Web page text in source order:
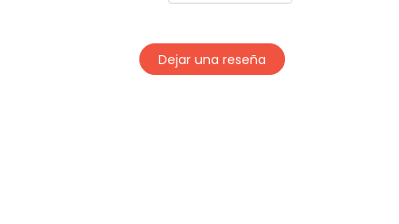
Dejar una reseña